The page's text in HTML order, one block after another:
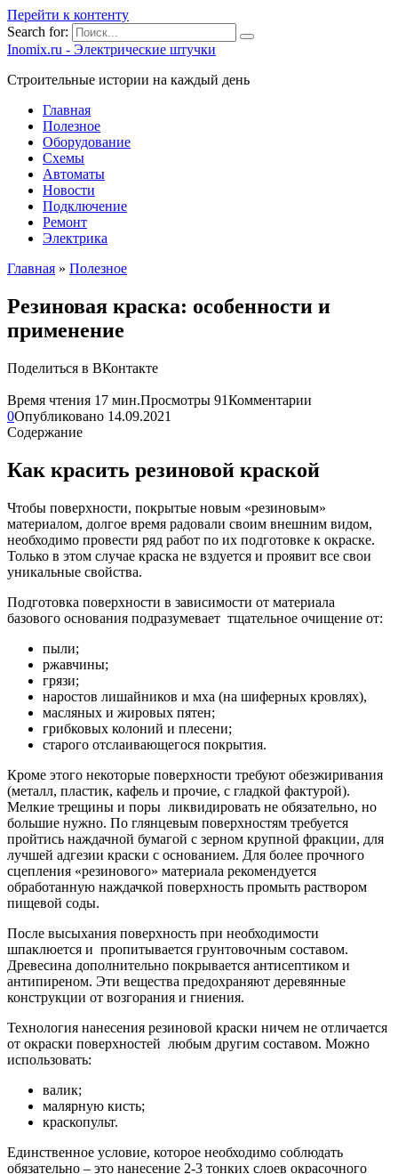
Перейти к контенту
Search for:
Inomix.ru - Электрические штучки
Cтроительные истории на каждый день
Главная
Полезное
Оборудование
Схемы
Автоматы
Новости
Подключение
Ремонт
Электрика
Главная » Полезное
Резиновая краска: особенности и
применение
Поделиться в ВКонтакте
Время чтения 17 мин.Просмотры 91Комментарии
0Опубликовано 14.09.2021
Содержание
Как красить резиновой краской
Чтобы поверхности, покрытые новым «резиновым»
материалом, долгое время радовали своим внешним видом,
необходимо провести ряд работ по их подготовке к окраске.
Только в этом случае краска не вздуется и проявит все свои
уникальные свойства.
Подготовка поверхности в зависимости от материала
базового основания подразумевает тщательное очищение от:
пыли;
ржавчины;
грязи;
наростов лишайников и мха (на шиферных кровлях),
масляных и жировых пятен;
грибковых колоний и плесени;
старого отслаивающегося покрытия.
Кроме этого некоторые поверхности требуют обезжиривания
(металл, пластик, кафель и прочие, с гладкой фактурой).
Мелкие трещины и поры ликвидировать не обязательно, но
большие нужно. По глянцевым поверхностям требуется
пройтись наждачной бумагой с зерном крупной фракции, для
лучшей адгезии краски с основанием. Для более прочного
сцепления «резинового» материала рекомендуется
обработанную наждачкой поверхность промыть раствором
пищевой соды.
После высыхания поверхность при необходимости
шпаклюется и пропитывается грунтовочным составом.
Древесина дополнительно покрывается антисептиком и
антипиреном. Эти вещества предохраняют деревянные
конструкции от возгорания и гниения.
Технология нанесения резиновой краски ничем не отличается
от окраски поверхностей любым другим составом. Можно
использовать:
валик;
малярную кисть;
краскопульт.
Единственное условие, которое необходимо соблюдать
обязательно – это нанесение 2-3 тонких слоев окрасочного